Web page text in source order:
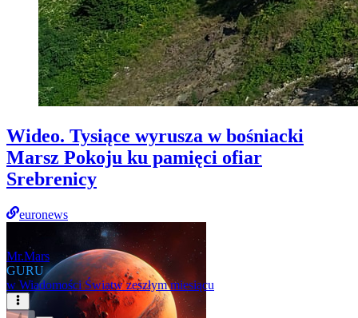
Wideo. Tysiące wyrusza w bośniacki
Marsz Pokoju ku pamięci ofiar
Srebrenicy
euronews
Mr.Mars
GURU
w Wiadomości Światw zeszłym miesiącu